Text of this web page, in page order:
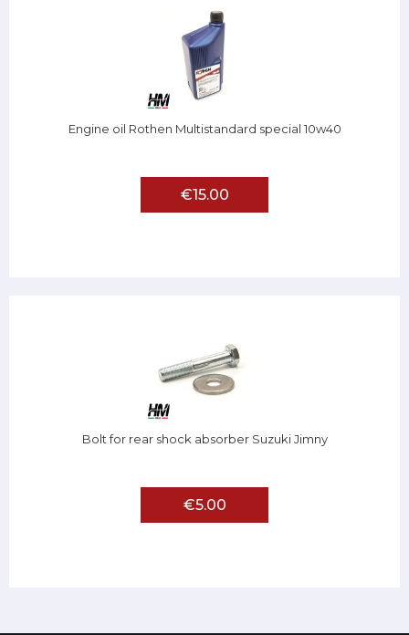
Engine oil Rothen Multistandard special 10w40
€15.00
Bolt for rear shock absorber Suzuki Jimny
€5.00